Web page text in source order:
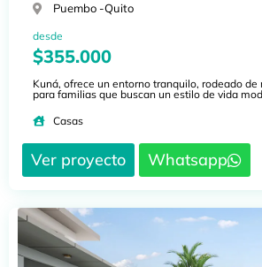
Puembo -Quito
desde
$355.000
Kuná, ofrece un entorno tranquilo, rodeado de
para familias que buscan un estilo de vida
Casas
Ver proyecto Whatsapp